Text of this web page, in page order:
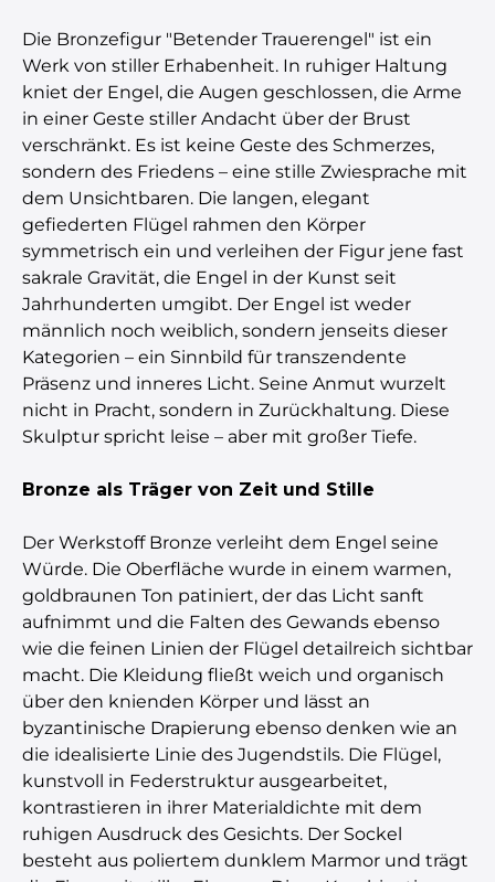
Die Bronzefigur "Betender Trauerengel" ist ein
Werk von stiller Erhabenheit. In ruhiger Haltung
kniet der Engel, die Augen geschlossen, die Arme
in einer Geste stiller Andacht über der Brust
verschränkt. Es ist keine Geste des Schmerzes,
sondern des Friedens – eine stille Zwiesprache mit
dem Unsichtbaren. Die langen, elegant
gefiederten Flügel rahmen den Körper
symmetrisch ein und verleihen der Figur jene fast
sakrale Gravität, die Engel in der Kunst seit
Jahrhunderten umgibt. Der Engel ist weder
männlich noch weiblich, sondern jenseits dieser
Kategorien – ein Sinnbild für transzendente
Präsenz und inneres Licht. Seine Anmut wurzelt
nicht in Pracht, sondern in Zurückhaltung. Diese
Skulptur spricht leise – aber mit großer Tiefe.
Bronze als Träger von Zeit und Stille
Der Werkstoff Bronze verleiht dem Engel seine
Würde. Die Oberfläche wurde in einem warmen,
goldbraunen Ton patiniert, der das Licht sanft
aufnimmt und die Falten des Gewands ebenso
wie die feinen Linien der Flügel detailreich sichtbar
macht. Die Kleidung fließt weich und organisch
über den knienden Körper und lässt an
byzantinische Drapierung ebenso denken wie an
die idealisierte Linie des Jugendstils. Die Flügel,
kunstvoll in Federstruktur ausgearbeitet,
kontrastieren in ihrer Materialdichte mit dem
ruhigen Ausdruck des Gesichts. Der Sockel
besteht aus poliertem dunklem Marmor und trägt